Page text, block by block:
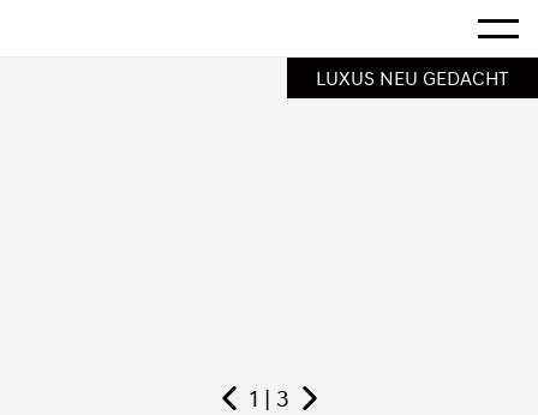
Mehr
1 | 3
LUXUS NEU GEDACHT